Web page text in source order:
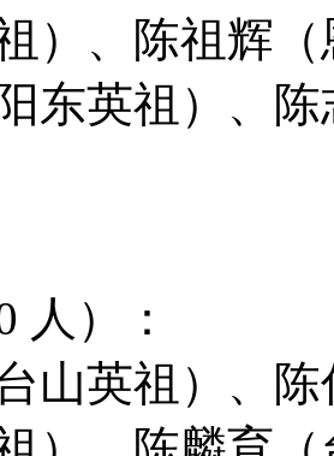
）、陈祖辉
东英祖）、
人）：
山英祖）、